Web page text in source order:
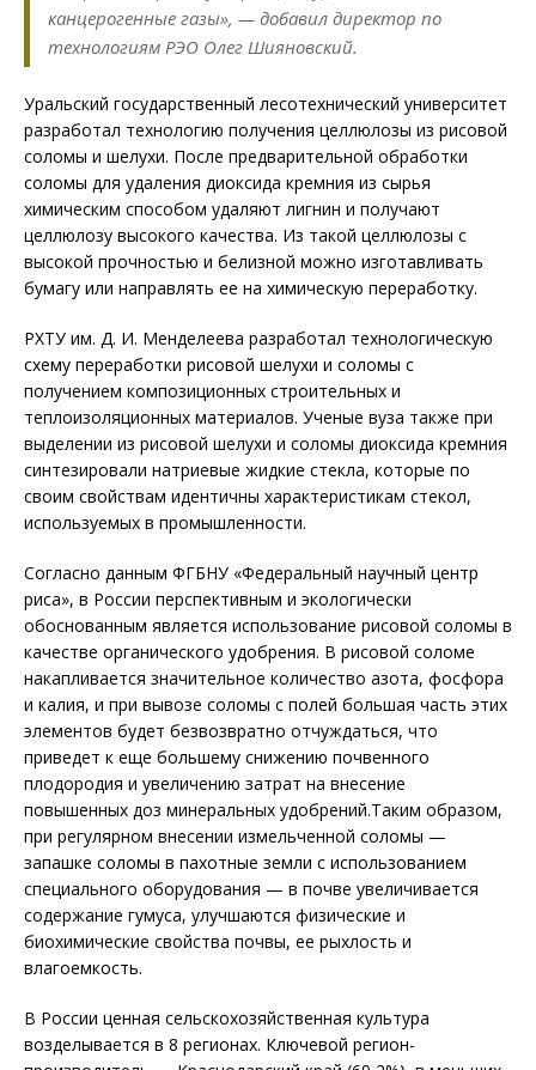
канцерогенные газы», — добавил директор по
технологиям РЭО Олег Шияновский.
Уральский государственный лесотехнический университет
разработал технологию получения целлюлозы из рисовой
соломы и шелухи. После предварительной обработки
соломы для удаления диоксида кремния из сырья
химическим способом удаляют лигнин и получают
целлюлозу высокого качества. Из такой целлюлозы с
высокой прочностью и белизной можно изготавливать
бумагу или направлять ее на химическую переработку.
РХТУ им. Д. И. Менделеева разработал технологическую
схему переработки рисовой шелухи и соломы с
получением композиционных строительных и
теплоизоляционных материалов. Ученые вуза также при
выделении из рисовой шелухи и соломы диоксида кремния
синтезировали натриевые жидкие стекла, которые по
своим свойствам идентичны характеристикам стекол,
используемых в промышленности.
Согласно данным ФГБНУ «Федеральный научный центр
риса», в России перспективным и экологически
обоснованным является использование рисовой соломы в
качестве органического удобрения. В рисовой соломе
накапливается значительное количество азота, фосфора
и калия, и при вывозе соломы с полей большая часть этих
элементов будет безвозвратно отчуждаться, что
приведет к еще большему снижению почвенного
плодородия и увеличению затрат на внесение
повышенных доз минеральных удобрений.Таким образом,
при регулярном внесении измельченной соломы —
запашке соломы в пахотные земли с использованием
специального оборудования — в почве увеличивается
содержание гумуса, улучшаются физические и
биохимические свойства почвы, ее рыхлость и
влагоемкость.
В России ценная сельскохозяйственная культура
возделывается в 8 регионах. Ключевой регион-